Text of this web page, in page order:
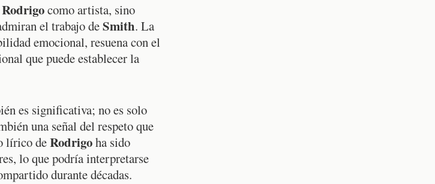
Rodrigocomo artista, sino
el trabajo deSmith. La
emocional, resuena con el
que puede establecer la
es significativa; no es solo
una señal del respeto que
lírico deRodrigoha sido
lo que podría interpretarse
durante décadas.